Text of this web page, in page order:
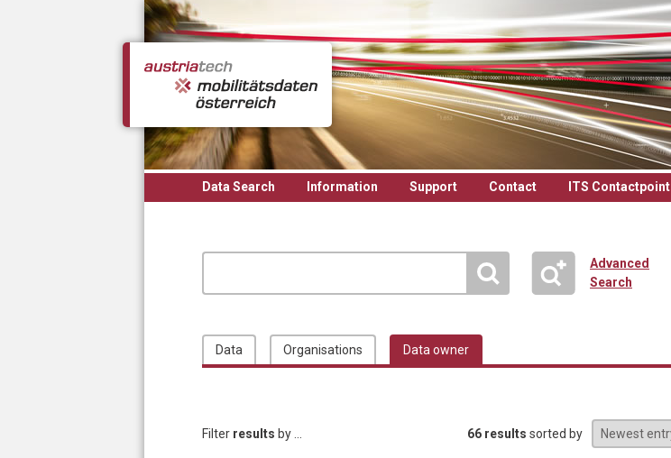
Data Search Information Support Contact ITS Contactpoint
Advanced
Search
Data Organisations Data owner
Filter results by ... 66 results sorted by